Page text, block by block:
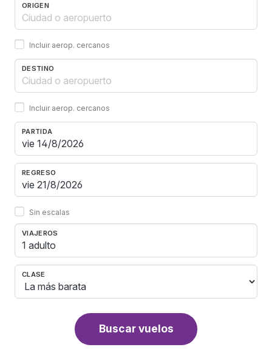
ORIGEN
Incluir aerop. cercanos
DESTINO
Incluir aerop. cercanos
PARTIDA
REGRESO
Sin escalas
VIAJEROS
1 adulto
CLASE
Buscar vuelos